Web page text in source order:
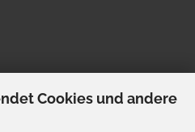
Cookies und andere